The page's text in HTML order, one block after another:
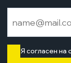
Я согласен на